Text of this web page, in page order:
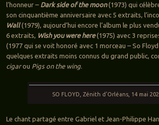
l’honneur – Dark side of the moon(1973) qui
son cinquantième anniversaire avec 5 extraits,
Wall(1979), aujourd’hui encore l’album le plus
6 extraits,
Wish you were here (1975) avec 3
(1977 qui se voit honoré avec 1 morceau – So
quelques extraits moins connus du grand public,
cigarou Pigs on the wing.
SO FLOYD, Zénith d’Orléans, 14 mai
Le chant partagé entre Gabriel et Jean-Philippe